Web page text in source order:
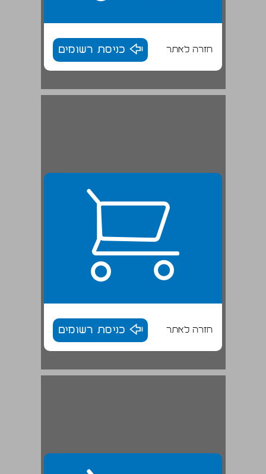
חזרה לאתר כניסת רשומים
חזרה לאתר כניסת רשומים